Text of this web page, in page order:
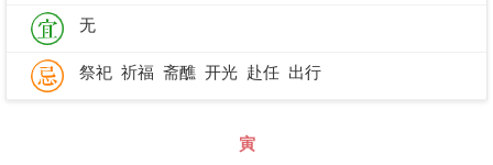
无
祭祀 祈福 斋醮 开光 赴任 出行
寅